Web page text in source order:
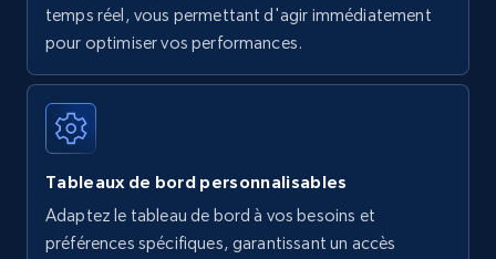
temps réel, vous permettant d'agir immédiatement
pour optimiser vos performances.
Tableaux de bord personnalisables
Adaptez le tableau de bord à vos besoins et
préférences spécifiques, garantissant un accès